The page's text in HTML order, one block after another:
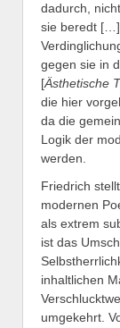
dadurch,
sie beredt […]
gegen sie in
[Ästhetische
die hier
da die
Logik der
werden.
Friedrich
modernen
als extrem
ist das
inhaltlichen
umgekehrt.